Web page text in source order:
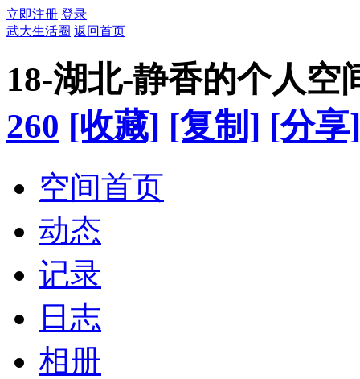
立即注册 登录
武大生活圈 返回首页
18-湖北-静香的个人空
260 [收藏] [复制] [分享]
空间首页
动态
记录
日志
相册